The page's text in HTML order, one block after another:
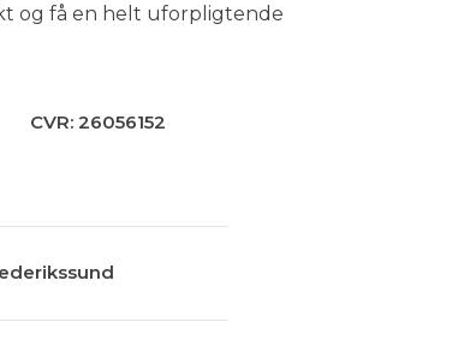
og få en helt uforpligtende
CVR: 26056152